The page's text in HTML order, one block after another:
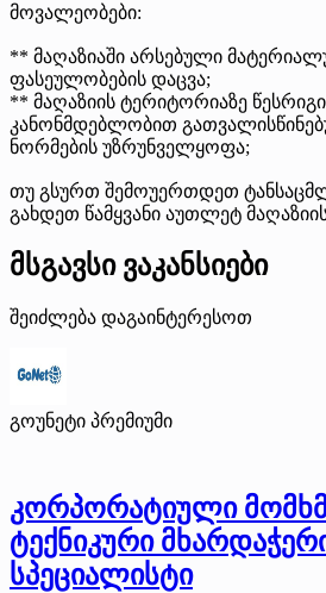
მოვალეობები:
** მაღაზიაში არსებული
ფასეულობების დაცვა;
** მაღაზიის ტერიტორიაზე
კანონმდებლობით
ნორმების უზრუნველყოფა;
თუ გსურთ შემოუერთდეთ
გახდეთ წამყვანი აუთლეტ
მსგავსი ვაკანსიები
შეიძლება დაგაინტერესოთ
გოუნეტი პრემიუმი
კორპორატიული
ტექნიკური
სპეციალისტი